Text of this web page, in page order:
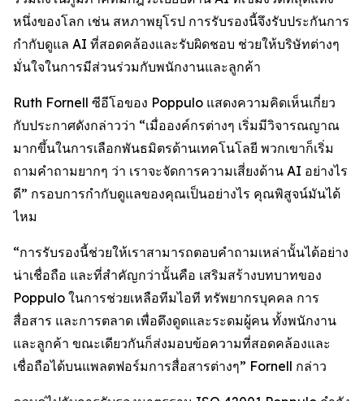
หนึ่งของโลก เช่น สหภาพยุโรป การรับรองนี้จึงรับประกันการ
กำกับดูแล AI ที่สอดคล้องและรับผิดชอบ ช่วยให้บริษัทต่างๆ
มั่นใจในการมีส่วนร่วมกับพนักงานและลูกค้า
Ruth Fornell ซีอีโอของ Poppulo แสดงความคิดเห็นเกี่ยว
กับประกาศดังกล่าวว่า “เมื่อองค์กรต่างๆ เริ่มมีวิจารณญาณ
มากขึ้นในการเลือกพันธมิตรด้านเทคโนโลยี พวกเขาก็เริ่ม
ถามคำถามยากๆ ว่า เราจะจัดการความเสี่ยงด้าน AI อย่างไร
ดี” กรอบการกำกับดูแลของคุณเป็นอย่างไร คุณพิสูจน์มันได้
ไหม
“การรับรองนี้ช่วยให้เราสามารถตอบคำถามเหล่านั้นได้อย่าง
น่าเชื่อถือ และที่สำคัญกว่านั้นคือ เสริมสร้างบทบาทของ
Poppulo ในการช่วยเหลือทีมไอที ทรัพยากรบุคคล การ
สื่อสาร และการตลาด เพื่อดึงดูดและระดมผู้คน ทั้งพนักงาน
และลูกค้า ขณะเดียวกันก็ส่งมอบข้อความที่สอดคล้องและ
เชื่อถือได้บนแพลตฟอร์มการสื่อสารต่างๆ” Fornell กล่าว